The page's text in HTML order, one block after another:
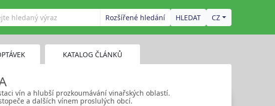
Rozšířené hledání CZ
KATALOG ČLÁNKŮ
vín a hlubší prozkoumávání vinařských oblastí.
a dalších vínem proslulých obcí.